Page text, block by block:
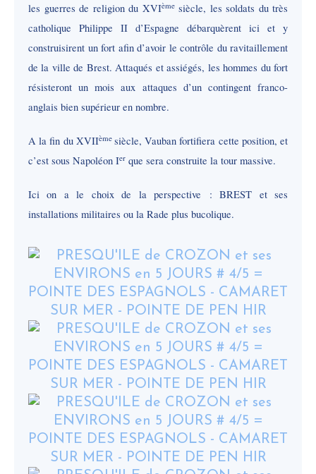
les guerres de religion du XVIèmesiècle, les soldats du très
catholique Philippe II d’Espagne débarquèrent ici et y
construisirent un fort afin d’avoir le contrôle du ravitaillement
de la ville de Brest. Attaqués et assiégés, les hommes du fort
résisteront un mois aux attaques d’un contingent franco-
anglais bien supérieur en nombre.
A la fin du XVIIème siècle, Vauban fortifiera cette position, et
c’est sous Napoléon Ier que sera construite la tour massive.
Ici on a le choix de la perspective : BREST et ses
installations militaires ou la Rade plus bucolique.